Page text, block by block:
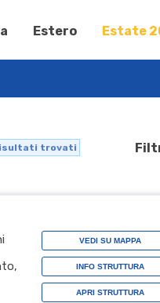
Estero Estate
trovati
VEDI SU MAPPA
INFO STRUTTURA
APRI STRUTTURA